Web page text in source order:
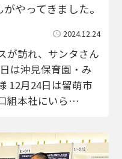
やってきました。
2024.12.24
が訪れ、サンタさん
は沖見保育園・み
12月24日は留萌市
組本社にいら…